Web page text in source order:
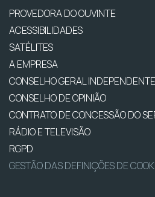
PROVEDORA DO OUVINTE
ACESSIBILIDADES
SATÉLITES
A EMPRESA
CONSELHO GERAL INDEPENDENTE
CONSELHO DE OPINIÃO
CONTRATO DE CONCESSÃO DO
RÁDIO E TELEVISÃO
RGPD
GESTÃO DAS DEFINIÇÕES DE